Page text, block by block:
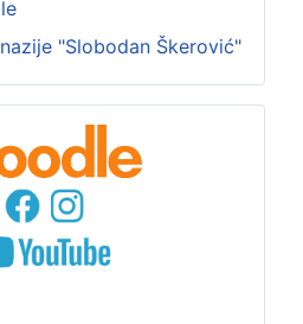
"Slobodan Škerović"